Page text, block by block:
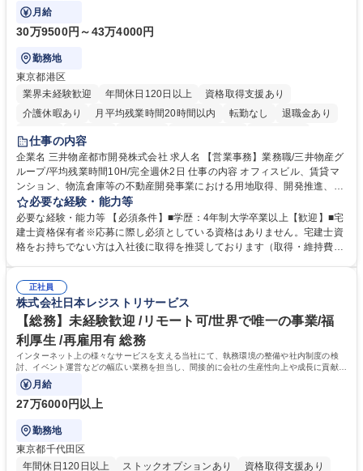
ます。
月給
30万9500円～43万4000円
勤務地
東京都港区
業界未経験歓迎
年間休日120日以上
資格取得支援あり
介護休暇あり
月平均残業時間20時間以内 転勤なし
退職金あり
在宅OK
賞与あり
駅近5分以内
土日祝休み 寮・社宅あり
仕事の内容
企業名 三井物産都市開発株式会社 求人名 【営業事務】業務職/三井物産グ
ループ/平均残業時間10H/完全週休2日 仕事の内容 オフィスビル、賃貸マ
ンション、物流倉庫等の不動産開発事業における用地取得、開発推進、賃
貸運営、売却、仲介・活用提案等を行う営業部門において事務業務を担当
いただきます。 【詳細】・契約書管理、契約書製本、捺印対応、ファイリ
ング、登記簿取得、調書取得・支払業務（各種費用支払、支払管理、請
求・支払データ登録、取引先マスター申請対応）・予算作成及び予実管
の他に担当頂く業務が発生する場合があります。 募集職種 【営業事務】
業務職/三井物産グループ/平均残業時間10H/完全週休2日
必要な経験・能力等
必要な経験・能力等 【必須条件】■学歴：4年制大学卒業以上【歓迎】■宅
建士資格保有者※応募に際し必須としている資格はありません。宅建士資
格をお持ちでない方は入社後に取得を推奨しております（取得・維持費用
ション力がある方。 ・チャレンジを厭わず、粘り強く業務に取り組める
方。多様な関係者と謙虚に信頼関係を構築でき、期限を意識したスケジュ
ール管理が出来る方。※将来的に他部署（営業部門、コーポレート部門）
へのジョブローテーションの可能性があります。 学歴・資格 学歴：大学
院 大学 語学力： 資格：宅地建物取引士
正社員
株式会社日本レジストリサービス
【総務】未経験歓迎 /リモート可/世界で唯一の事業/福
利厚生 /再雇用有 総務
インターネット上の様々なサービスを支える当社にて、執務環境の整備や社内制度の検
討、イベント運営などの幅広い業務を担当し、間接的に会社の生産性向上や成長に貢献し
ている部署です。
月給
27万6000円以上
勤務地
東京都千代田区
年間休日120日以上
ストックオプションあり
資格取得支援あり